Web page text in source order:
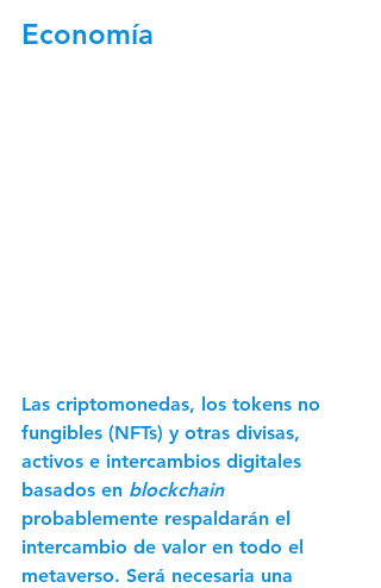
Economía
Las criptomonedas, los tokens no
fungibles (NFTs) y otras divisas,
activos e intercambios digitales
basados en blockchain
probablemente respaldarán el
intercambio de valor en todo el
metaverso. Será necesaria una